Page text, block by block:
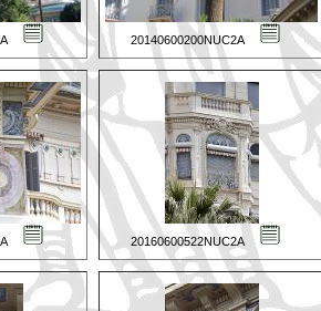
20140600200NUC2A
20160600522NUC2A